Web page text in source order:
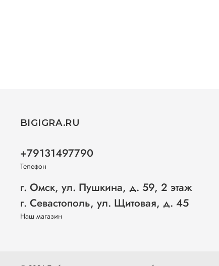
BIGIGRA.RU
+79131497790
Телефон
г. Омск, ул. Пушкина, д. 59, 2 этаж
г. Севастополь, ул. Щитовая, д. 45
Наш магазин